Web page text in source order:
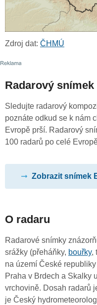
Zdroj dat: ČHMÚ
Radarový
Sledujte radarový
poznáte odkud se k nám
Evropě prší. Radarový
100 radarů po celé
Zobrazit snímek
O radaru
Radarové snímky
srážky (přeháňky, bouřky,
na území České
Praha v Brdech a Skalky
vrchovině. Dosah radarů
je Český